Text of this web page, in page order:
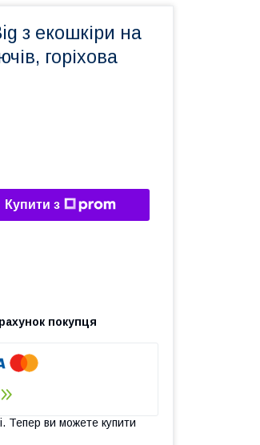
з екошкіри на
горіхова
Купити з
покупця
Тепер ви можете купити